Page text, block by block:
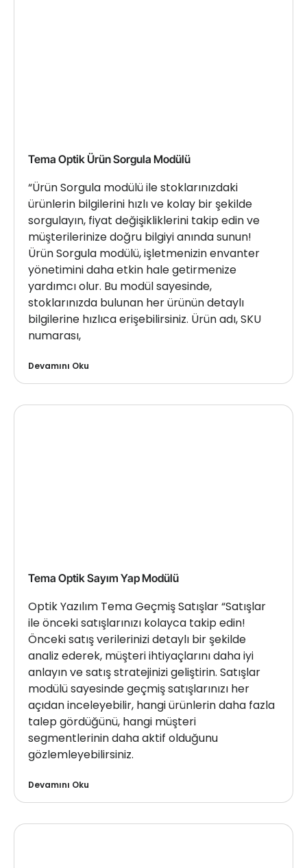
Tema Optik Ürün Sorgula Modülü
“Ürün Sorgula modülü ile stoklarınızdaki
ürünlerin bilgilerini hızlı ve kolay bir şekilde
sorgulayın, fiyat değişikliklerini takip edin ve
müşterilerinize doğru bilgiyi anında sunun!
Ürün Sorgula modülü, işletmenizin envanter
yönetimini daha etkin hale getirmenize
yardımcı olur. Bu modül sayesinde,
stoklarınızda bulunan her ürünün detaylı
bilgilerine hızlıca erişebilirsiniz. Ürün adı, SKU
numarası,
Devamını Oku
Tema Optik Sayım Yap Modülü
Optik Yazılım Tema Geçmiş Satışlar “Satışlar
ile önceki satışlarınızı kolayca takip edin!
Önceki satış verilerinizi detaylı bir şekilde
analiz ederek, müşteri ihtiyaçlarını daha iyi
anlayın ve satış stratejinizi geliştirin. Satışlar
modülü sayesinde geçmiş satışlarınızı her
açıdan inceleyebilir, hangi ürünlerin daha fazla
talep gördüğünü, hangi müşteri
segmentlerinin daha aktif olduğunu
gözlemleyebilirsiniz.
Devamını Oku